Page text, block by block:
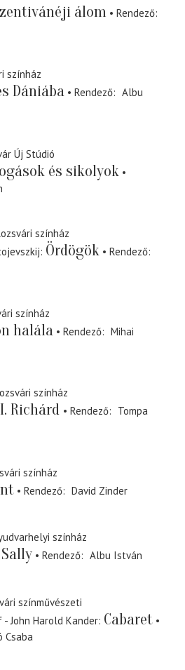
álom
Rendező
színház
Dániába Rendező
Albu
Új Stúdió
és sikolyok
színház
Ördögök
Rendező
színház
halála Rendező
Mihai
színház
Richárd Rendező
Tompa
színház
Rendező
David Zinder
színház
Rendező
Albu István
színművészeti
John Harold Kander Cabaret
Csaba